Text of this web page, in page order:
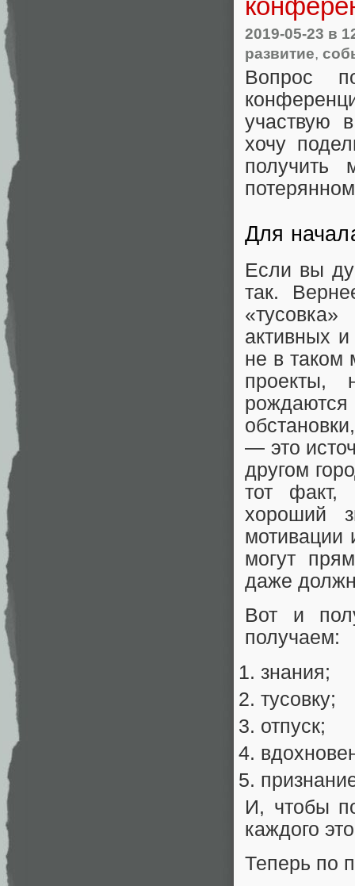
2019-05-23 в
развитие,
Вопрос
участвую
хочу
получить
Для
Если вы
так.
активных
не в таком
проекты,
— это
другом
тот факт,
хороший
мотивации
могут
даже
Вот и
получаем:
знания;
тусовку;
отпуск;
И, чтобы
каждого
Теперь по